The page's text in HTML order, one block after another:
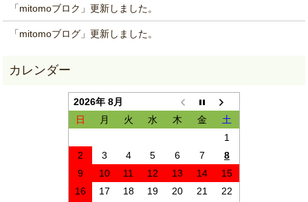
「mitomoブロク」更新しました。
「mitomoブログ」更新しました。
2026年 8月
日
月 火 水 木 金
土
1
2
3 4 5 6 7
8
9
10 11 12 13 14
15
16
17 18 19 20 21
22